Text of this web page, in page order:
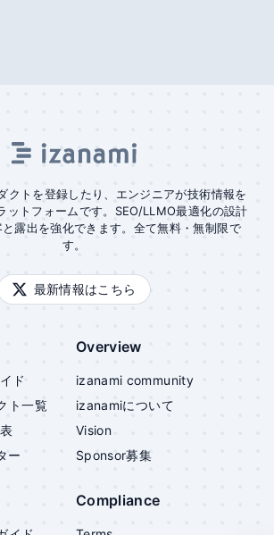
クトを登録したり、エンジニアが技術情報を
ットフォームです。SEO/LLMO最適化の設計
露出を強化できます。全て無料・無制限で
す。
最新情報はこちら
ド
ト一覧
ー
Overview
izanami community
izanamiについて
Vision
Sponsor募集
Compliance